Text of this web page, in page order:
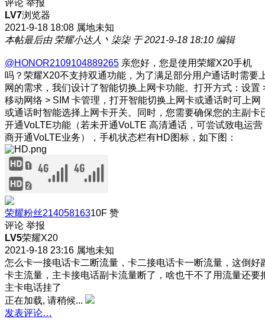
评论 举报
LV7浏览器
2021-9-18 18:08 属地未知
本帖最后由 荣耀小达人丶柒柒 于 2021-9-18 18:10 编辑
@HONOR2109104889265 亲您好，您是使用荣耀X20手机
吗？荣耀X20不支持双通功能，为了满足部分用户通话时需要
网的需求，我们设计了智能切换上网卡功能。打开方式：设置
移动网络 > SIM 卡管理，打开智能切换上网卡或通话时可上网
或通话时智能选择上网卡开关。同时，您需要确保您的主副卡
开通VoLTE功能（若未开通VoLTE 高清通话，可尝试致电运营
商开通VoLTE业务），手机状态栏有HD图标，如下图：
荣耀粉丝21405816310F 赞
评论 举报
LV5荣耀X20
2021-9-18 23:16 属地未知
怎么卡一接电话卡二断流量，卡二接电话卡一断流量，这倒好
卡主流量，主卡接电话副卡流量断了，啥也干不了用流量还要
主卡电话挂了
正在加载, 请稍候...
发表评论…